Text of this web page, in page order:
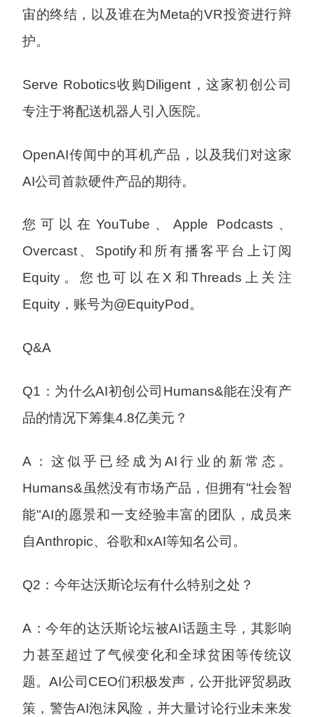
宙的终结，以及谁在为Meta的VR投资进行辩
护。
Serve Robotics收购Diligent，这家初创公司
专注于将配送机器人引入医院。
OpenAI传闻中的耳机产品，以及我们对这家
AI公司首款硬件产品的期待。
您可以在YouTube、Apple Podcasts、
Overcast、Spotify和所有播客平台上订阅
Equity。您也可以在X和Threads上关注
Equity，账号为@EquityPod。
Q&A
Q1：为什么AI初创公司Humans&能在没有产
品的情况下筹集4.8亿美元？
A：这似乎已经成为AI行业的新常态。
Humans&虽然没有市场产品，但拥有"社会智
能"AI的愿景和一支经验丰富的团队，成员来
自Anthropic、谷歌和xAI等知名公司。
Q2：今年达沃斯论坛有什么特别之处？
A：今年的达沃斯论坛被AI话题主导，其影响
力甚至超过了气候变化和全球贫困等传统议
题。AI公司CEO们积极发声，公开批评贸易政
策，警告AI泡沫风险，并大量讨论行业未来发